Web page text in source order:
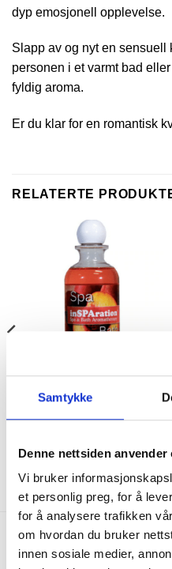
Samtykke
Denne nettsiden anvender
Vi bruker
et personlig preg, for å
for å analysere trafikken
om hvordan du bruker
innen sosiale medier,
dyp emosjonell opplevelse.
Slapp av og nyt en
personen i et varmt bad
fyldig aroma.
Er du klar for en romantisk
RELATERTE
inSPAration Peach Liquid
FRAKT PÅ